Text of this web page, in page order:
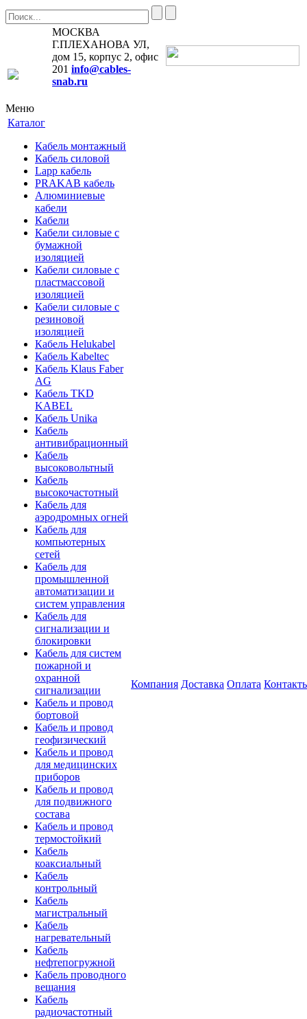
МОСКВА
Г.ПЛЕХАНОВА УЛ,
дом 15, корпус 2, офис
201 info@cables-
snab.ru
Меню
Каталог
Кабель монтажный
Кабель силовой
Lapp кабель
PRAKAB кабель
Алюминиевые
кабели
Кабели
Кабели силовые с
бумажной
изоляцией
Кабели силовые с
пластмассовой
изоляцией
Кабели силовые с
резиновой
изоляцией
Кабель Helukabel
Кабель Kabeltec
Кабель Klaus Faber
AG
Кабель TKD
KABEL
Кабель Unika
Кабель
антивибрационный
Кабель
высоковольтный
Кабель
высокочастотный
Кабель для
аэродромных огней
Кабель для
компьютерных
сетей
Кабель для
промышленной
автоматизации и
систем управления
Кабель для
сигнализации и
блокировки
Кабель для систем
пожарной и
охранной
сигнализации
Кабель и провод
бортовой
Кабель и провод
геофизический
Кабель и провод
для медицинских
приборов
Кабель и провод
для подвижного
состава
Кабель и провод
термостойкий
Кабель
коаксиальный
Кабель
контрольный
Кабель
магистральный
Кабель
нагревательный
Кабель
нефтепогружной
Кабель проводного
вещания
Кабель
радиочастотный
Компания Доставка Оплата